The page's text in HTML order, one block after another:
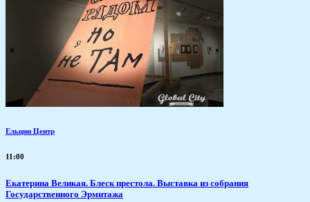
Ельцин Центр
11:00
Екатерина Великая. Блеск престола. Выставка из собрания
Государственного Эрмитажа